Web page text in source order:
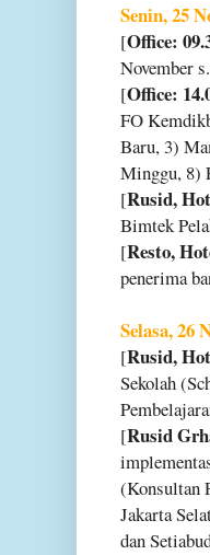
Senin, 25
[Office:
November
[Office:
FO
Baru, 3)
Minggu, 8)
[Rusid,
Bimtek
[Resto,
penerima
Selasa, 26
[Rusid,
Sekolah
[Rusid
(Konsultan
Jakarta
dan